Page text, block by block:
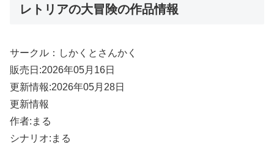
レトリアの大冒険の作品情報
サークル：しかくとさんかく
販売日:2026年05月16日
更新情報:2026年05月28日
更新情報
作者:まる
シナリオ:まる